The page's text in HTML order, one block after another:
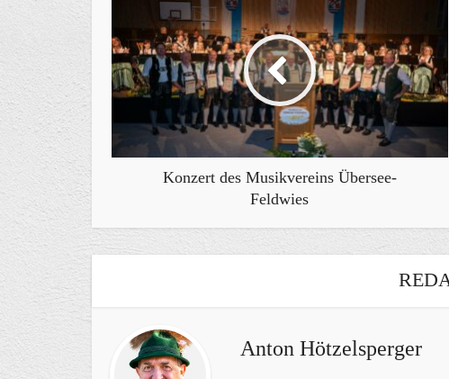
Konzert des Musikvereins Übersee-
Feldwies
Anton Hötzelsperger